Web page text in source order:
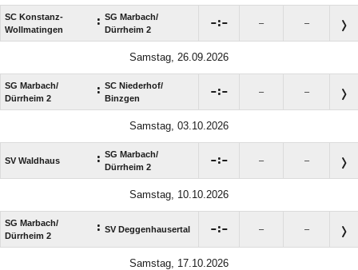
SC Konstanz-
Wollmatingen
: SG Marbach/​
Dürrheim 2
: – –
Samstag, 26.09.2026
SG Marbach/​
Dürrheim 2
: SC Niederhof/​
Binzgen
: – –
Samstag, 03.10.2026
SV Waldhaus : SG Marbach/​
Dürrheim 2
: – –
Samstag, 10.10.2026
SG Marbach/​
Dürrheim 2
: SV Deggenhausertal : – –
Samstag, 17.10.2026